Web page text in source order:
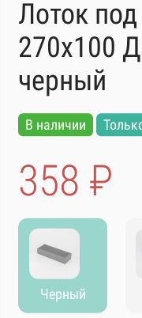
Лоток
270х100
черный
В наличии
358 ₽
Черный